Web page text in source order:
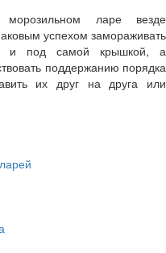
ларе везде
успехом замораживать
и под самой крышкой, а
поддержанию порядка
их друг на друга или